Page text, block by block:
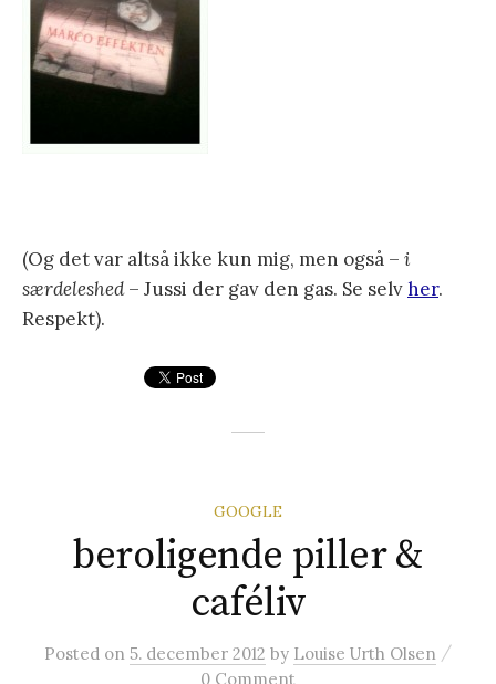
(Og det var altså ikke kun mig, men også – i
særdeleshed– Jussi der gav den gas. Se selvher.
Respekt).
GOOGLE
beroligende piller &
caféliv
Posted on 5. december 2012 by Louise Urth Olsen /
0 Comment